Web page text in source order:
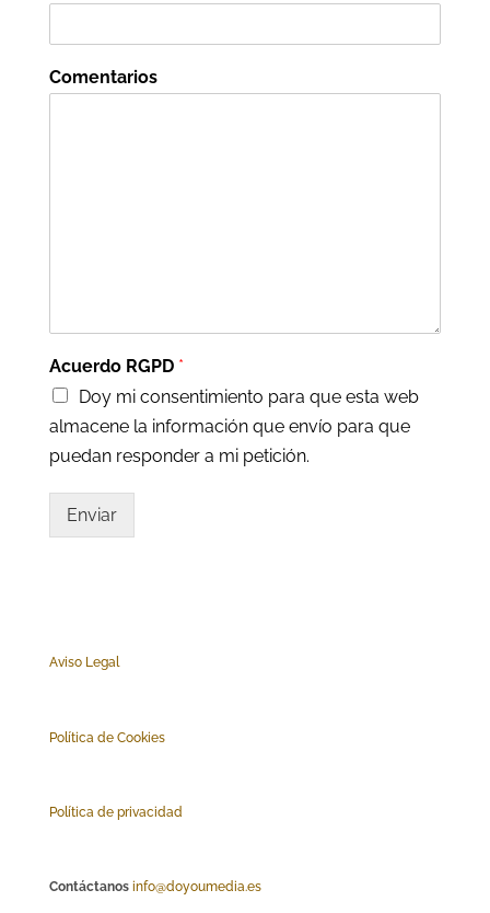
Comentarios
Acuerdo RGPD *
Doy mi consentimiento para que esta web
almacene la información que envío para que
puedan responder a mi petición.
Enviar
Aviso Legal
Política de Cookies
Política de privacidad
Contáctanos info@doyoumedia.es